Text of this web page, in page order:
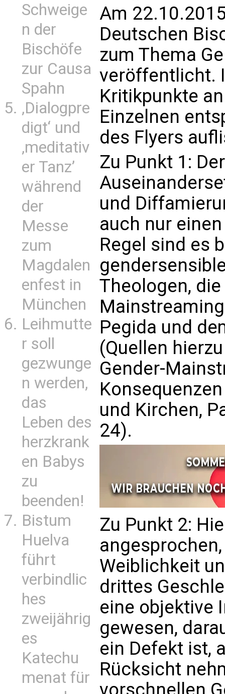
Schweige
n der
Bischöfe
zur Causa
Spahn
‚Dialogpre
digt‘ und
‚meditativ
er Tanz’
während
der
Messe
zum
Magdalen
enfest in
München
Leihmutte
r soll
gezwunge
n werden,
das
Leben des
herzkrank
en Babys
zu
beenden!
Bistum
Huelva
führt
verbindlic
hes
zweijährig
es
Katechu
menat für
Am
Deutschen
zum Thema
veröffentlicht.
Kritikpunkte
Einzelnen
des Flyers
Zu Punkt 1:
und
auch nur
Regel sind es
Theologen,
Pegida und
(Quellen
Gender-
und Kirchen,
24).
Zu Punkt 2:
Weiblichkeit
drittes
eine objektive
gewesen,
ein Defekt ist,
Rücksicht